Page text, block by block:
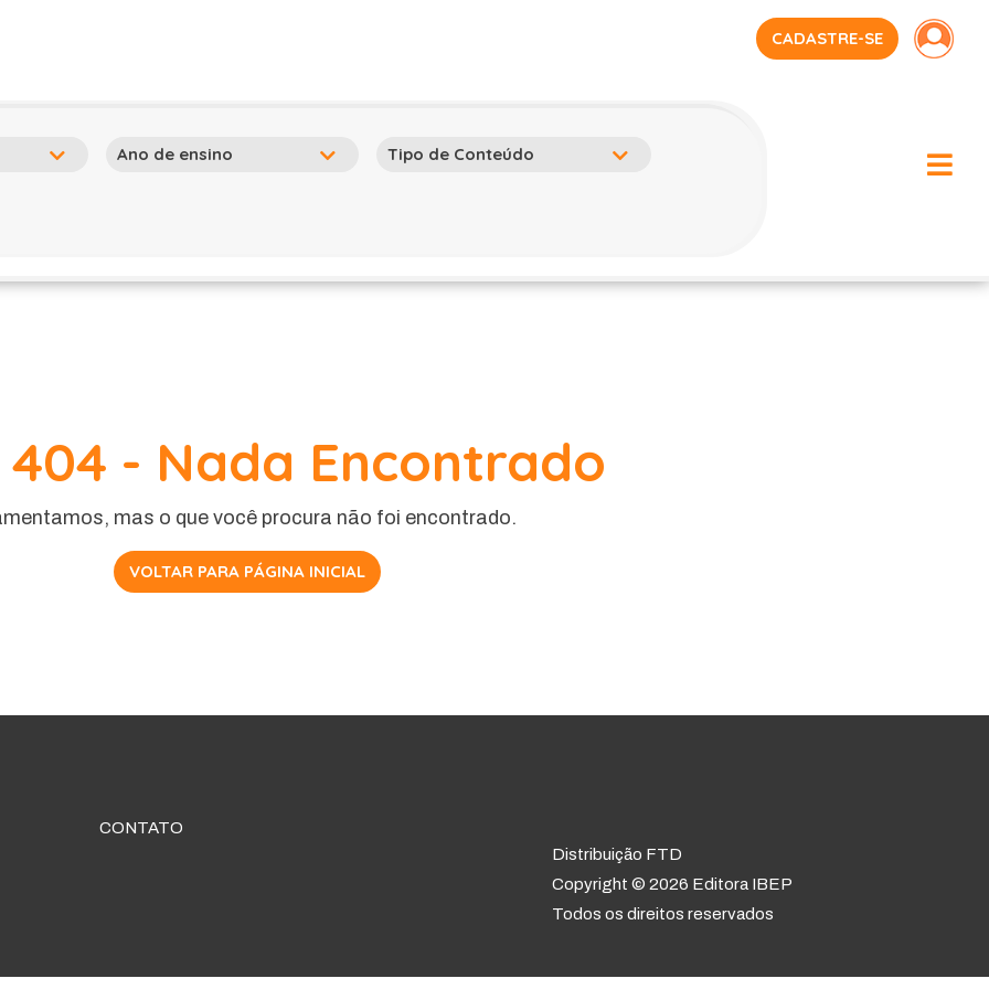
CADASTRE-SE
- Nada Encontrado
mas o que você procura não foi encontrado.
VOLTAR PARA PÁGINA INICIAL
CONTATO
Distribuição FTD
Copyright © 2026 Editora IBEP
Todos os direitos reservados